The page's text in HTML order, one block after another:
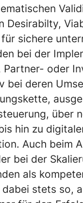
Desirabilty,
sichere
bei der
Partner- oder
bei deren
über
hin zu
Auch beim
bei der
als
stets so,